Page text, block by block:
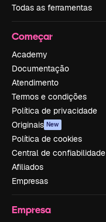
Todas as ferramentas
Começar
Academy
Documentação
Atendimento
Termos e condições
Política de privacidade
Originais New
Política de cookies
Central de confiabilidade
Afiliados
Empresas
Empresa